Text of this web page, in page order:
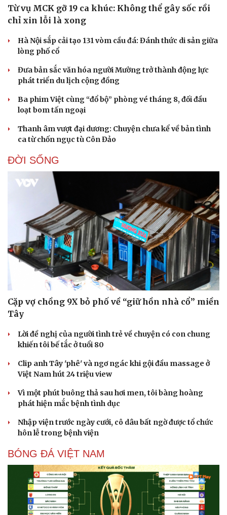
Sức khỏe
Dinh dưỡng - món ngon
Đời sống
Nhà đẹp
Từ vụ MCK gỡ 19 ca khúc: Không thể gây sốc rồi
chỉ xin lỗi là xong
Hà Nội sắp cải tạo 131 vòm cầu đá: Đánh thức di sản giữa
lòng phố cổ
Đưa bản sắc văn hóa người Mường trở thành động lực
phát triển du lịch cộng đồng
Ba phim Việt cùng “đổ bộ” phòng vé tháng 8, đối đầu
loạt bom tấn ngoại
Thanh âm vượt đại dương: Chuyện chưa kể về bản tình
ca từ chốn ngục tù Côn Đảo
ĐỜI SỐNG
Cặp vợ chồng 9X bỏ phố về “giữ hồn nhà cổ” miền
Tây
Lời đề nghị của người tình trẻ về chuyện có con chung
khiến tôi bế tắc ở tuổi 80
Clip anh Tây 'phê' và ngơ ngác khi gội đầu massage ở
Việt Nam hút 24 triệu view
Vì một phút buông thả sau hơi men, tôi bàng hoàng
phát hiện mắc bệnh tình dục
Nhập viện trước ngày cưới, cô dâu bất ngờ được tổ chức
hôn lễ trong bệnh viện
BÓNG ĐÁ VIỆT NAM